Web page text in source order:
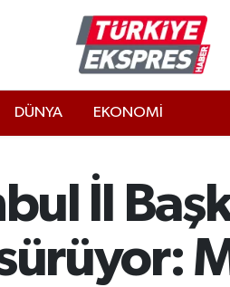
DÜNYA EKONOMİ
İl